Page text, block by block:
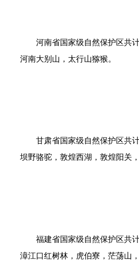
河南省国家级自然保护区共
河南大别山，太行山猕猴。
甘肃省国家级自然保护区共
坝野骆驼，敦煌西湖，敦煌阳关
福建省国家级自然保护区共
漳江口红树林，虎伯寮，茫荡山